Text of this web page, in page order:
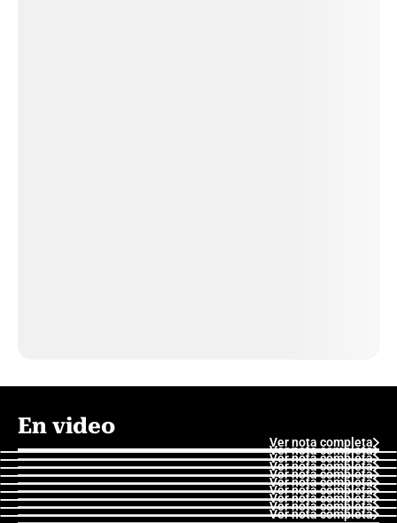
En video
Ver nota completa
Ver nota completa
Ver nota completa
Ver nota completa
Ver nota completa
Ver nota completa
Ver nota completa
Ver nota completa
Ver nota completa
Ver nota completa